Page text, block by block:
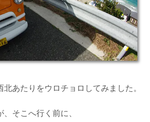
あたりをウロチョロしてみました。
、そこへ行く前に、